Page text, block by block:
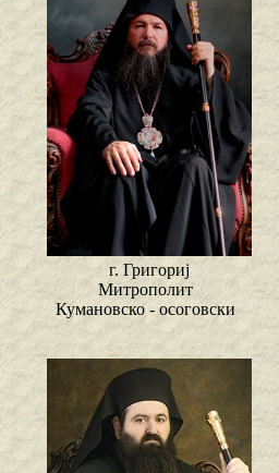
г. Григориј
Митрополит
Кумановско - осоговски